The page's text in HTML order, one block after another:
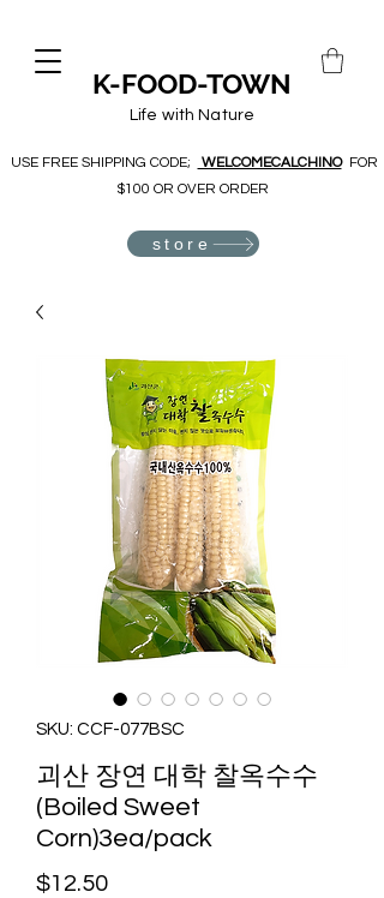
K-FOOD-TOWN
Life with Nature
USE FREE SHIPPING CODE; WELCOMECALCHINOFOR
$100 OR OVER ORDER
store
SKU: CCF-077BSC
괴산 장연 대학 찰옥수수
(Boiled Sweet
Corn)3ea/pack
$12.50Price